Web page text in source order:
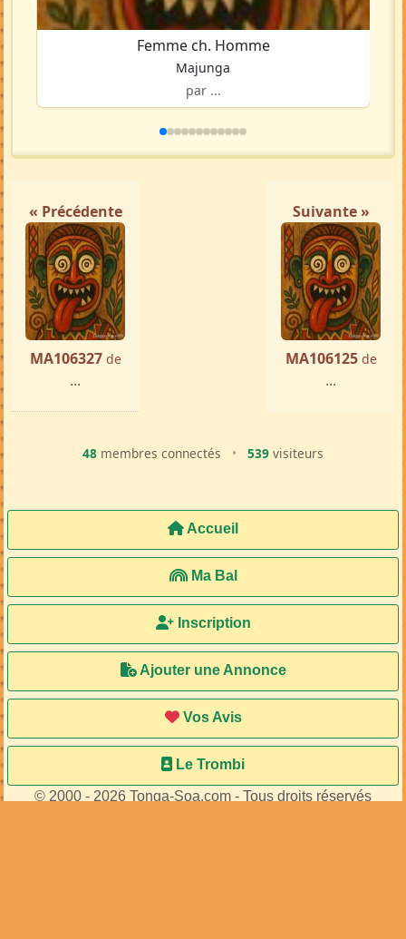
Femme ch. Homme
Majunga
par ...
« Précédente
MA106327 de
...
Suivante »
MA106125 de
...
48 membres connectés • 539 visiteurs
Accueil
Ma Bal
Inscription
Ajouter une Annonce
Vos Avis
Le Trombi
© 2000 - 2026 Tonga-Soa.com - Tous droits réservés